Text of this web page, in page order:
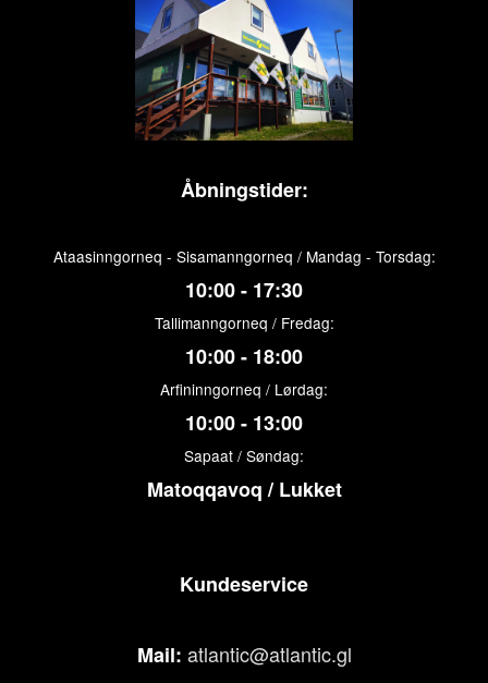
Åbningstider:
Ataasinngorneq - Sisamanngorneq / Mandag - Torsdag:
10:00 - 17:30
Tallimanngorneq / Fredag:
10:00 - 18:00
Arfininngorneq / Lørdag:
10:00 - 13:00
Sapaat / Søndag:
Matoqqavoq / Lukket
Kundeservice
Mail: atlantic@atlantic.gl